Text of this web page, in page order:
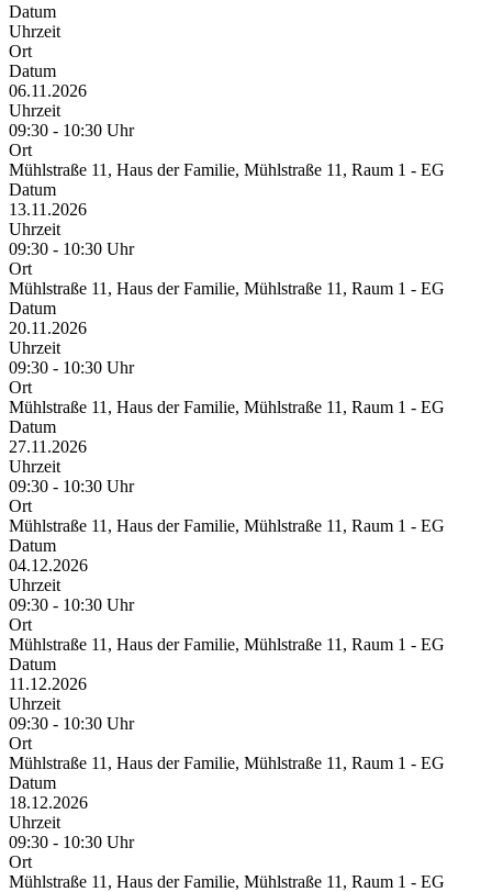
Datum
Uhrzeit
Ort
Datum
06.11.2026
Uhrzeit
09:30 - 10:30 Uhr
Ort
Mühlstraße 11, Haus der Familie, Mühlstraße 11, Raum 1 - EG
Datum
13.11.2026
Uhrzeit
09:30 - 10:30 Uhr
Ort
Mühlstraße 11, Haus der Familie, Mühlstraße 11, Raum 1 - EG
Datum
20.11.2026
Uhrzeit
09:30 - 10:30 Uhr
Ort
Mühlstraße 11, Haus der Familie, Mühlstraße 11, Raum 1 - EG
Datum
27.11.2026
Uhrzeit
09:30 - 10:30 Uhr
Ort
Mühlstraße 11, Haus der Familie, Mühlstraße 11, Raum 1 - EG
Datum
04.12.2026
Uhrzeit
09:30 - 10:30 Uhr
Ort
Mühlstraße 11, Haus der Familie, Mühlstraße 11, Raum 1 - EG
Datum
11.12.2026
Uhrzeit
09:30 - 10:30 Uhr
Ort
Mühlstraße 11, Haus der Familie, Mühlstraße 11, Raum 1 - EG
Datum
18.12.2026
Uhrzeit
09:30 - 10:30 Uhr
Ort
Mühlstraße 11, Haus der Familie, Mühlstraße 11, Raum 1 - EG